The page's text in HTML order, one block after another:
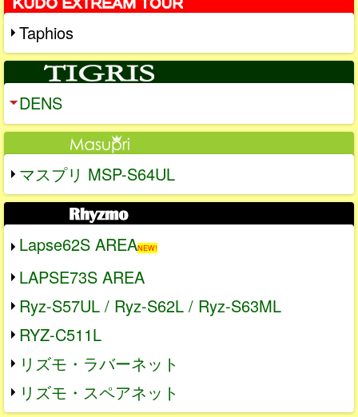
Taphios
DENS
マスプリ MSP-S64UL
Lapse62S AREANEW!
LAPSE73S AREA
Ryz-S57UL / Ryz-S62L / Ryz-S63ML
RYZ-C511L
リズモ・ラバーネット
リズモ・スペアネット